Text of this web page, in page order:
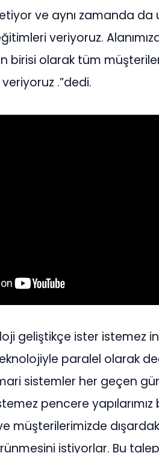
ve aynı zamanda da
veriyoruz.
birisi olarak tüm
.”dedi.
geliştikçe ister istemez
paralel olarak
sistemler her geçen
pencere
müşterilerimizde
istiyorlar. Bu